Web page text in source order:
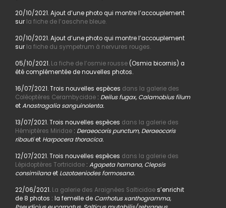
20/10/2021. Ajout d’une photo qui montre l’accouplement
sur la fiche de l’aeschne bleue.
20/10/2021. Ajout d’une photo qui montre l’accouplement
sur la fiche du sympetrum à nervures rouges.
05/10/2021. La fiche de l’osmie rousse(Osmia bicornis) a
été complémentée de nouvelles photos.
16/07/2021. Trois nouvelles espèces dans la galerie des
Coléoptères Cerambycidae: Deilus fugax, Calamobius filum
etAnastragalia sanguinolenta.
13/07/2021. Trois nouvelles espèces dans la galerie des
Hémiptères Miridae: Deraeocoris punctum, Deraeocoris
ribautiet Harpocera thoracica.
12/07/2021. Trois nouvelles espèces dans la galerie des
Lépidoptères Tortricidae: Agapeta hamana, Clepsis
consimilanaet Lozotaeniodes formosana.
22/06/2021. La galerie des Araignées Salticidaes’enrichit
de 8 photos : la femelle de Carrhotus xanthogramma,